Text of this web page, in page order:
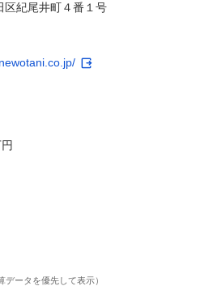
区紀尾井町４番１号
ータを優先して表示）